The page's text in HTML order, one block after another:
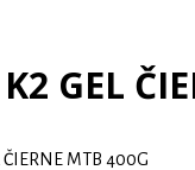
GEL
ČIERNE MTB 400G